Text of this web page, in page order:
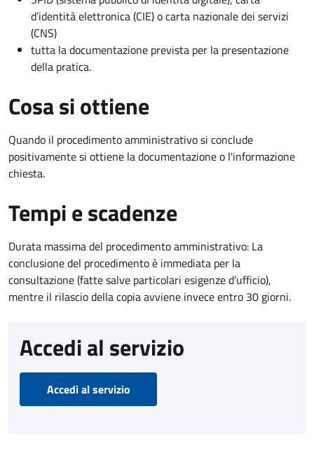
d’identità elettronica (CIE) o carta nazionale dei servizi
(CNS)
tutta la documentazione prevista per la presentazione
della pratica.
Cosa si ottiene
Quando il procedimento amministrativo si conclude
positivamente si ottiene la documentazione o l'informazione
chiesta.
Tempi e scadenze
Durata massima del procedimento amministrativo: La
conclusione del procedimento è immediata per la
consultazione (fatte salve particolari esigenze d’ufficio),
mentre il rilascio della copia avviene invece entro 30 giorni.
Accedi al servizio
Accedi al servizio